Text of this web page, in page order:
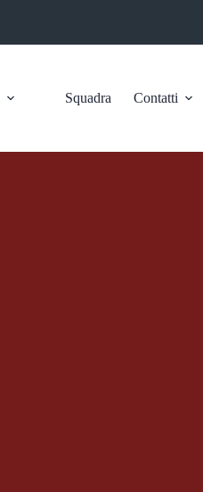
Squadra Contatti